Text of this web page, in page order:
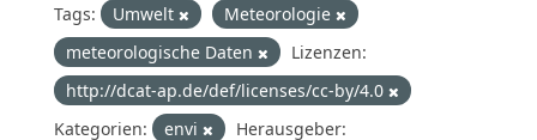
Tags: Umwelt
Meteorologie
meteorologische Daten
Lizenzen:
http://dcat-ap.de/def/licenses/cc-by/4.0
Kategorien:
envi
Herausgeber: